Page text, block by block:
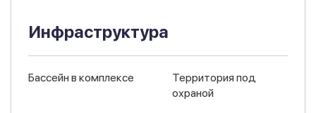
Инфраструктура
Бассейн в комплексе
Территория под
охраной